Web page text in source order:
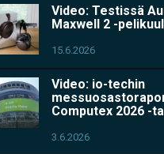
Video: Testissä
Maxwell 2 -
15.6.2026
Video: io-techin
Computex 2026 -
3.6.2026